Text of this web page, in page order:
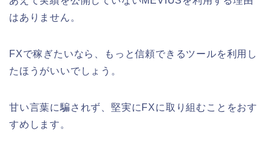
はありません。
FXで稼ぎたいなら、もっと信頼できるツールを利用し
たほうがいいでしょう。
甘い言葉に騙されず、堅実にFXに取り組むことをおす
すめします。